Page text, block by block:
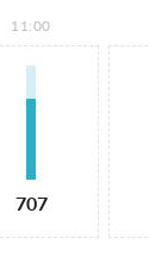
11:00
707